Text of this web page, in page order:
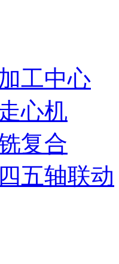
工中心
心机
复合
五轴联动